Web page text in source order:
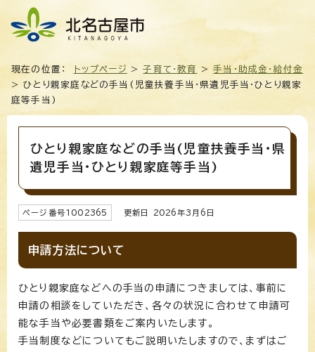
現在の位置： トップページ >子育て・教育 >手当・助成金・給付金
> ひとり親家庭などの手当(児童扶養手当・県遺児手当・ひとり親家
庭等手当)
ひとり親家庭などの手当(児童扶養手当・県
遺児手当・ひとり親家庭等手当)
ページ番号1002365 更新日 2026年3月6日
申請方法について
ひとり親家庭などへの手当の申請につきましては、事前に
申請の相談をしていただき、各々の状況に合わせて申請可
能な手当や必要書類をご案内いたします。
手当制度などについてもご説明いたしますので、まずはご